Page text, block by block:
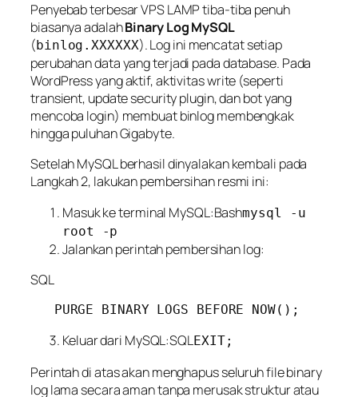
Penyebab terbesar VPS LAMP tiba-tiba penuh
biasanya adalahBinary Log MySQL
( binlog.XXXXXX). Log ini mencatatsetiap
perubahan datayang terjadi pada database. Pada
WordPress yang aktif, aktivitaswrite (seperti
transient, update security plugin, dan bot yang
mencoba login) membuat binlog membengkak
hingga puluhan Gigabyte.
Setelah MySQL berhasil dinyalakan kembali pada
Langkah 2, lakukan pembersihan resmi ini:
Masuk ke terminal MySQL:Bashmysql -u
root -p
Jalankan perintah pembersihan log:
SQL
Keluar dari MySQL:SQLEXIT;
Perintah di atas akan menghapus seluruh file binary
log lama secara aman tanpa merusak struktur atau